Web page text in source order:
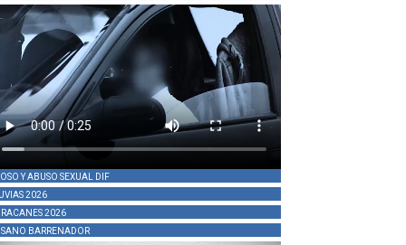
Y ABUSO SEXUAL DIF
2026
2026
BARRENADOR